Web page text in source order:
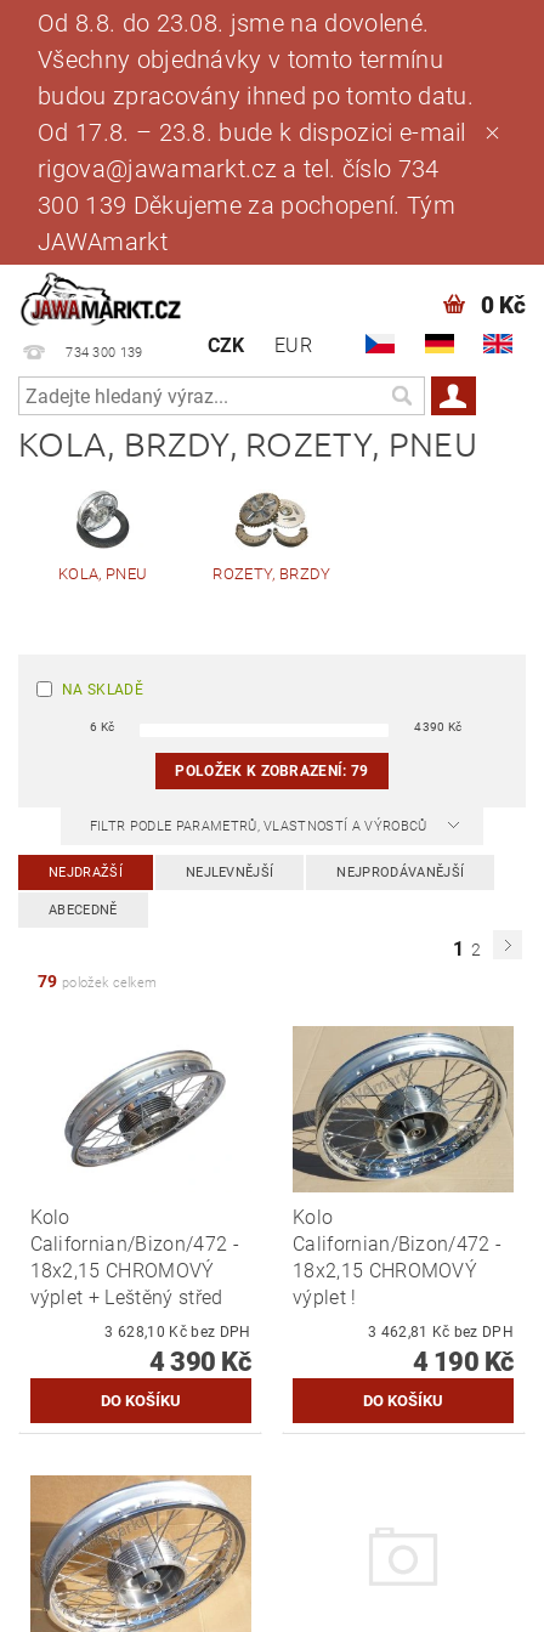
Od 8.8. do 23.08. jsme na dovolené.
Všechny objednávky v tomto termínu
budou zpracovány ihned po tomto datu.
Od 17.8. – 23.8. bude k dispozici e-mail
rigova@jawamarkt.cz a tel. číslo 734
300 139 Děkujeme za pochopení. Tým
JAWAmarkt
734 300 139 CZK EUR
0 Kč
KOLA, BRZDY, ROZETY, PNEU
KOLA, PNEU ROZETY, BRZDY
NA SKLADĚ
6 Kč 4390 Kč
POLOŽEK K ZOBRAZENÍ:79
FILTR PODLE PARAMETRŮ, VLASTNOSTÍ A VÝROBCŮ
NEJDRAŽŠÍ NEJLEVNĚJŠÍ NEJPRODÁVANĚJŠÍ
ABECEDNĚ
1 2
79 položek celkem
Kolo
Californian/Bizon/472 -
18x2,15 CHROMOVÝ
výplet + Leštěný střed
3 628,10 Kč bez DPH
4 390 Kč
Kolo
Californian/Bizon/472 -
18x2,15 CHROMOVÝ
výplet !
3 462,81 Kč bez DPH
4 190 Kč